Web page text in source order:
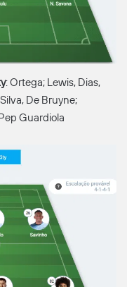
: Ortega; Lewis, Dias,
De Bruyne;
Guardiola